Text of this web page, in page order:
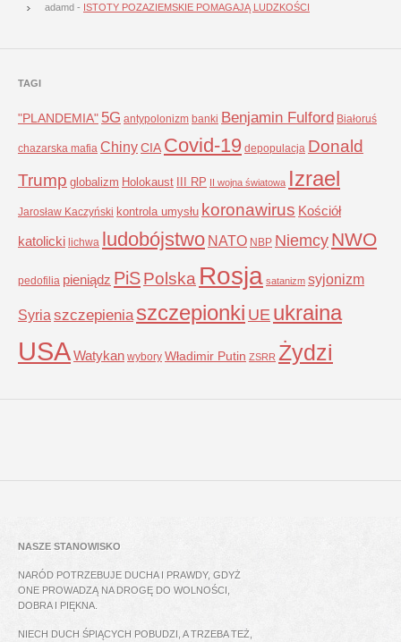
adamd - ISTOTY POZAZIEMSKIE POMAGAJĄ LUDZKOŚCI
TAGI
"PLANDEMIA" 5G antypolonizm banki Benjamin Fulford Białoruś
chazarska mafia ChinyCIA Covid-19 depopulacja Donald
Trump globalizm Holokaust III RP II wojna światowa Izrael
Jarosław Kaczyński kontrola umysłu koronawirus Kościół
katolicki lichwa ludobójstwo NATO NBP NiemcyNWO
pedofilia pieniądz PiSPolska Rosja satanizm syjonizm
Syria szczepienia szczepionki UE ukraina
USAWatykan wybory Władimir Putin ZSRR Żydzi
NASZE STANOWISKO
NARÓD POTRZEBUJE DUCHA I PRAWDY, GDYŻ
ONE PROWADZĄ NA DROGĘ DO WOLNOŚCI,
DOBRA I PIĘKNA.
NIECH DUCH ŚPIĄCYCH POBUDZI, A TRZEBA TEŻ,